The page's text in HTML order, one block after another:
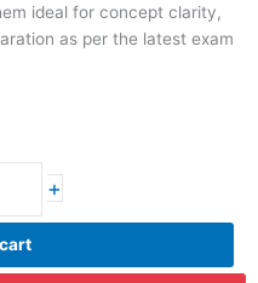
ideal for concept clarity,
as per the latest exam
+